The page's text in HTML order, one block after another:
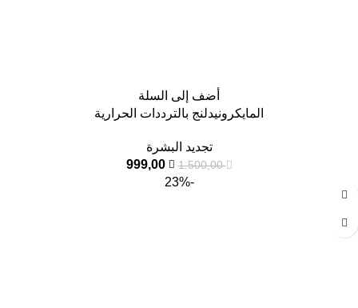
أضف إلى السلة
المايكرونيدلنج بالترددات الحرارية
تجديد البشرة
1.500,00
999,00
-23%